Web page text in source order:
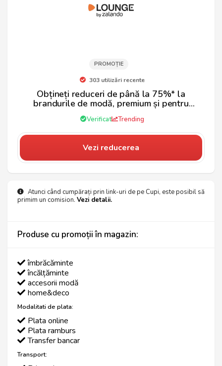
PROMOȚIE
303 utilizări recente
Obțineți reduceri de până la 75%* la
brandurile de modă, premium și pentru
Verificat Trending
Vezi reducerea
Atunci când cumpărați prin link-uri de pe Cupi, este posibil să
primim un comision. Vezi detalii.
Produse cu promoții în magazin:
îmbrăcăminte
încălțăminte
accesorii modă
home&deco
Modalitati de plata:
Plata online
Plata ramburs
Transfer bancar
Transport: